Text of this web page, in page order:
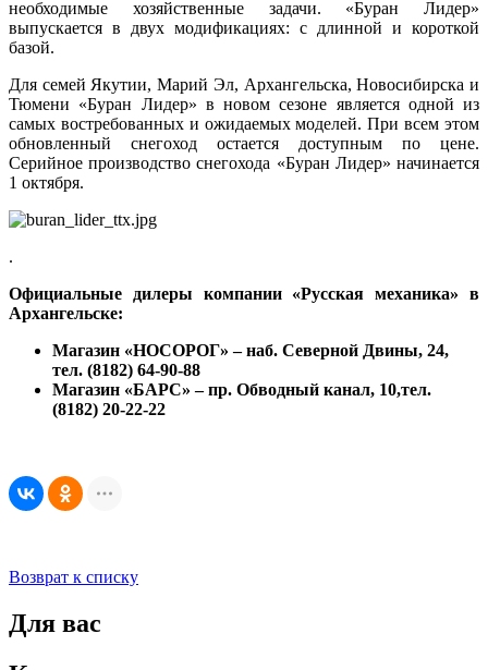
необходимые хозяйственные задачи. «Буран Лидер»
выпускается в двух модификациях: с длинной и короткой
базой.
Для семей Якутии, Марий Эл, Архангельска, Новосибирска и
Тюмени «Буран Лидер» в новом сезоне является одной из
самых востребованных и ожидаемых моделей. При всем этом
обновленный снегоход остается доступным по цене.
Серийное производство снегохода «Буран Лидер» начинается
1 октября.
.
Официальные дилеры компании «Русская механика» в
Архангельске:
Магазин «НОСОРОГ» – наб. Северной Двины, 24,
тел. (8182) 64-90-88
Магазин «БАРС» – пр. Обводный канал, 10,тел.
(8182) 20-22-22
Возврат к списку
Для вас